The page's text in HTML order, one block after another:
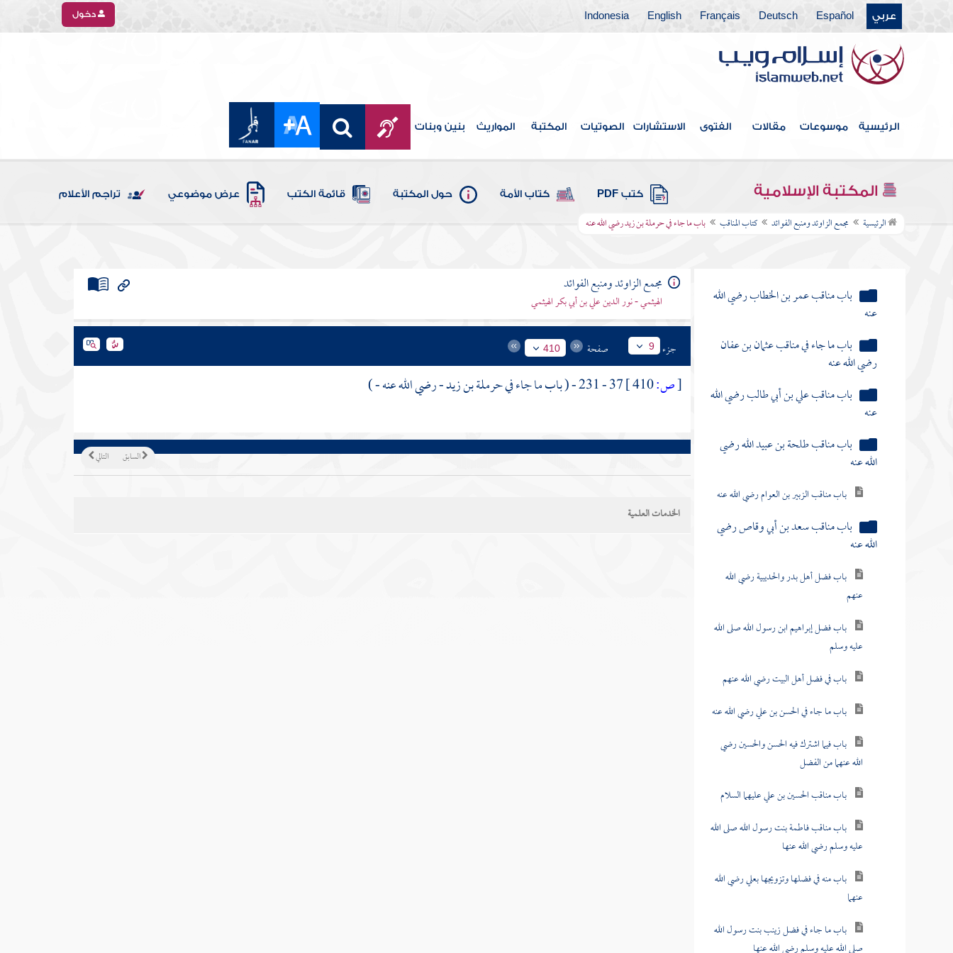
عربي Español
Deutsch
Français
English
Indonesia دخول
الرئيسية موسوعات مقالات الفتوى الاستشارات الصوتيات المكتبة المواريث بنين وبنات
المكتبة الإسلامية كتب PDF كتاب الأمة حول المكتبة قائمة الكتب عرض موضوعي تراجم الأعلام
الرئيسية مجمع الزاوئد ومنبع الفوائد كتاب المناقب باب ما جاء في حرملة بن زيد رضي الله عنه
كتاب القدر
كتاب الفتن أعاذنا الله منها
كتاب الأدب
كتاب البر والصلة
كتاب فيه ذكر الأنبياء
كتاب علامات النبوة
كتاب المناقب
باب مناقب عمر بن الخطاب رضي الله
عنه
باب ما جاء في مناقب عثمان بن عفان
رضي الله عنه
باب مناقب علي بن أبي طالب رضي الله
عنه
باب مناقب طلحة بن عبيد الله رضي
الله عنه
باب مناقب الزبير بن العوام رضي الله عنه
باب مناقب سعد بن أبي وقاص رضي
الله عنه
باب فضل أهل بدر والحديبية رضي الله
عنهم
باب فضل إبراهيم ابن رسول الله صلى الله
عليه وسلم
باب في فضل أهل البيت رضي الله عنهم
باب ما جاء في الحسن بن علي رضي الله عنه
باب فيما اشترك فيه الحسن والحسين رضي
الله عنهما من الفضل
باب مناقب الحسين بن علي عليهما السلام
باب مناقب فاطمة بنت رسول الله صلى الله
عليه وسلم رضي الله عنها
باب منه في فضلها وتزويجها بعلي رضي الله
عنهما
باب ما جاء في فضل زينب بنت رسول الله
مجمع الزاوئد ومنبع الفوائد
الهيثمي - نور الدين علي بن أبي بكر الهيثمي
جزء 9 صفحة 410
[ص: 37 - 231 - ( باب ما جاء في حرملة بن زيد- رضي الله عنه - )
التالي السابق
الخدمات العلمية